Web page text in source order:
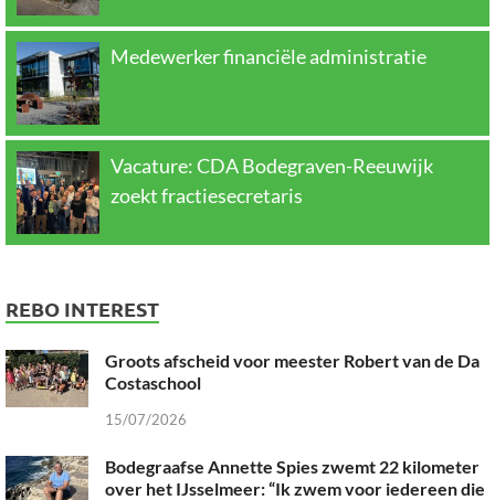
Medewerker financiële administratie
Vacature: CDA Bodegraven-Reeuwijk
zoekt fractiesecretaris
REBO INTEREST
Groots afscheid voor meester Robert van de Da
Costaschool
15/07/2026
Bodegraafse Annette Spies zwemt 22 kilometer
over het IJsselmeer: “Ik zwem voor iedereen die